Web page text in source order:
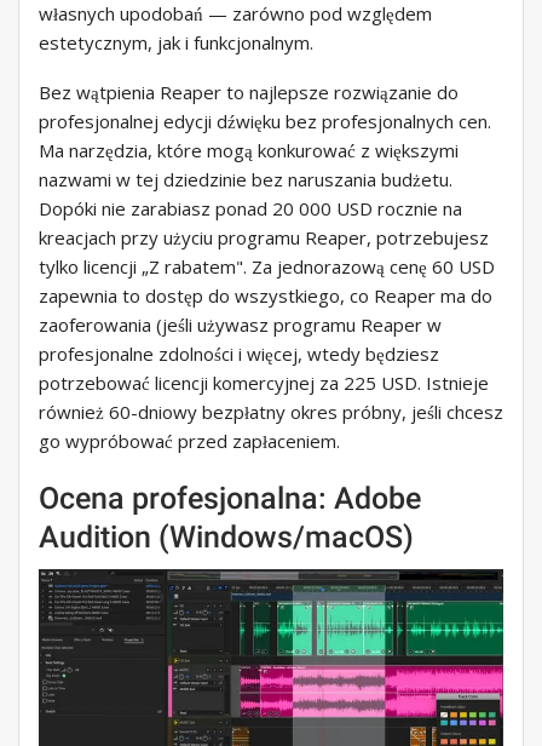
własnych upodobań — zarówno pod względem
estetycznym, jak i funkcjonalnym.
Bez wątpienia Reaper to najlepsze rozwiązanie do
profesjonalnej edycji dźwięku bez profesjonalnych cen.
Ma narzędzia, które mogą konkurować z większymi
nazwami w tej dziedzinie bez naruszania budżetu.
Dopóki nie zarabiasz ponad 20 000 USD rocznie na
kreacjach przy użyciu programu Reaper, potrzebujesz
tylko licencji „Z rabatem". Za jednorazową cenę 60 USD
zapewnia to dostęp do wszystkiego, co Reaper ma do
zaoferowania (jeśli używasz programu Reaper w
profesjonalne zdolności i więcej, wtedy będziesz
potrzebować licencji komercyjnej za 225 USD. Istnieje
również 60-dniowy bezpłatny okres próbny, jeśli chcesz
go wypróbować przed zapłaceniem.
Ocena profesjonalna: Adobe
Audition (Windows/macOS)